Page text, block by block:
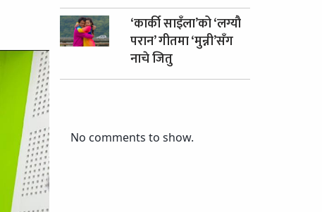
‘कार्की साइँला’को ‘लग्यौ
परान’ गीतमा ‘मुन्नी’सँग
नाचे जितु
No comments to show.